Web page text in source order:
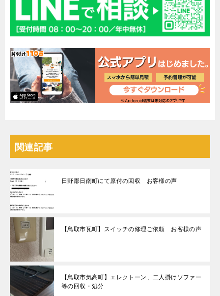
関連記事
日野郡日南町にて原付の回収 お客様の声
【鳥取市瓦町】スイッチの修理ご依頼 お客様の声
【鳥取市気高町】エレクトーン、二人掛けソファー
等の回収・処分